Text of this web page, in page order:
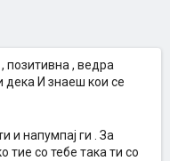
позитивна , ведра
дека И знаеш кои се
и напумпај ги . За
тие со тебе така ти со